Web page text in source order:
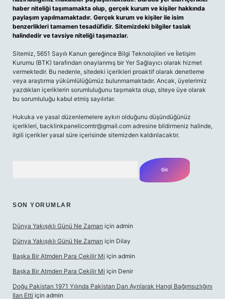
haber niteliği taşımamakta olup, gerçek kurum ve kişiler hakkında
paylaşım yapılmamaktadır. Gerçek kurum ve kişiler ile isim
benzerlikleri tamamen tesadüfidir. Sitemizdeki bilgiler taslak
halindedir ve tavsiye niteliği taşımazlar.
Sitemiz, 5651 Sayılı Kanun gereğince Bilgi Teknolojileri ve İletişim
Kurumu (BTK) tarafından onaylanmış bir Yer Sağlayıcı olarak hizmet
vermektedir. Bu nedenle, sitedeki içerikleri proaktif olarak denetleme
veya araştırma yükümlülüğümüz bulunmamaktadır. Ancak, üyelerimiz
yazdıkları içeriklerin sorumluluğunu taşımakta olup, siteye üye olarak
bu sorumluluğu kabul etmiş sayılırlar.
Hukuka ve yasal düzenlemelere aykırı olduğunu düşündüğünüz
içerikleri, backlinkpanelicomtr@gmail.com adresine bildirmeniz halinde,
ilgili içerikler yasal süre içerisinde sitemizden kaldırılacaktır.
SON YORUMLAR
Dünya Yakışıklı Günü Ne Zaman için admin
Dünya Yakışıklı Günü Ne Zaman için Dilay
Başka Bir Atmden Para Çekilir Mi için admin
Başka Bir Atmden Para Çekilir Mi için Denir
Doğu Pakistan 1971 Yılında Pakistan Dan Ayrılarak Hangi Bağımsızlığını
Ilan Etti için admin